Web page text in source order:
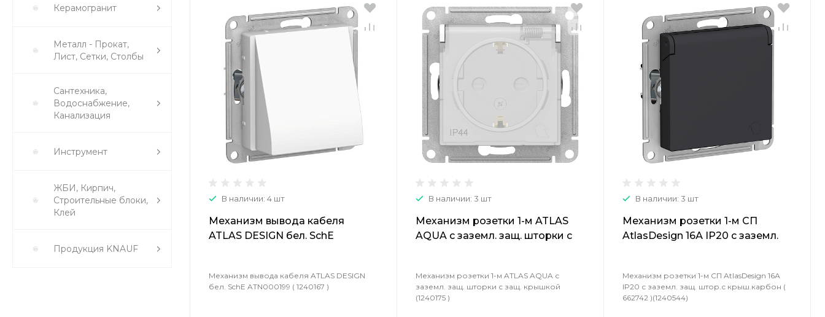
Керамогранит
Металл - Прокат,
Лист, Сетки, Столбы
Сантехника,
Водоснабжение,
Канализация
Инструмент
ЖБИ, Кирпич,
Строительные блоки,
Клей
Продукция KNAUF
В наличии: 4 шт
Механизм вывода кабеля
ATLAS DESIGN бел. SchE
Механизм вывода кабеля ATLAS DESIGN
бел. SchE ATN000199 ( 1240167 )
В наличии: 3 шт
Механизм розетки 1-м ATLAS
AQUA с заземл. защ. шторки с
Механизм розетки 1-м ATLAS AQUA с
заземл. защ. шторки с защ. крышкой
(1240175 )
В наличии: 3 шт
Механизм розетки 1-м СП
AtlasDesign 16А IP20 с заземл.
Механизм розетки 1-м СП AtlasDesign 16А
IP20 с заземл. защ. штор.с крыш.карбон (
662742 )(1240544)